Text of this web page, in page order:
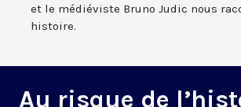
et le médiéviste Bruno Judic nous
histoire.
Au risque de